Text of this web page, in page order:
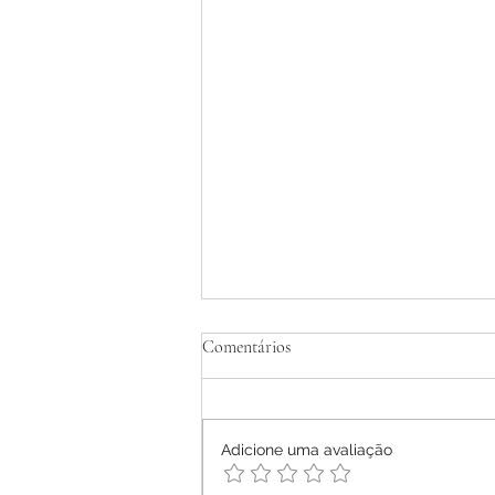
Tratamento Homeopático de
Relato de Caso
Comentários
Adicione uma avaliação